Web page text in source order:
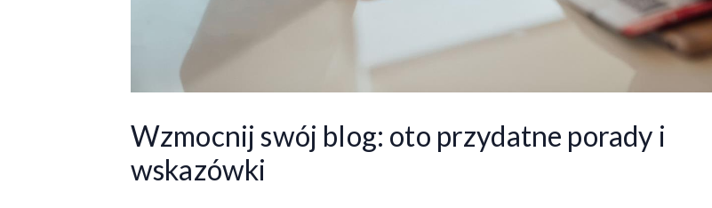
Wzmocnij swój blog: oto przydatne porady i
wskazówki